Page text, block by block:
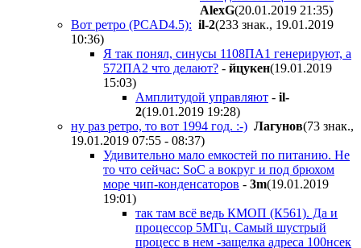
AlexG(20.01.2019 21:35)
Вот ретро (PCAD4.5): il-2(233 знак., 19.01.2019
10:36)
Я так понял, синусы 1108ПА1 генерируют, а
572ПА2 что делают? - йцукен(19.01.2019
15:03)
Амплитудой управляют - il-
2(19.01.2019 19:28)
ну раз ретро, то вот 1994 год. :-) Лагунов(73 знак.,
19.01.2019 07:55 - 08:37)
Удивительно мало емкостей по питанию. Не
то что сейчас: SoC а вокруг и под брюхом
море чип-конденсаторов - 3m(19.01.2019
19:01)
так там всё ведь КМОП (К561). Да и
процессор 5МГц. Самый шустрый
процесс в нем -защелка адреса 100нсек